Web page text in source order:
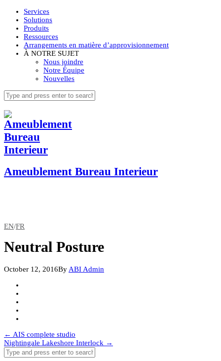
Services
Solutions
Produits
Ressources
Arrangements en matière d’approvisionnement
À NOTRE SUJET
Nous joindre
Notre Équipe
Nouvelles
Ameublement Bureau Interieur
EN/FR
Neutral Posture
October 12, 2016By ABI Admin
Post
navigation
← AIS complete studio
Nightingale Lakeshore Interlock →